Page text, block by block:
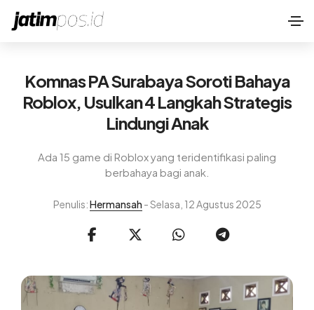
Komnas PA Surabaya Soroti Bahaya
Roblox, Usulkan 4 Langkah Strategis
Lindungi Anak
Ada 15 game di Roblox yang teridentifikasi paling
berbahaya bagi anak.
Penulis:Hermansah - Selasa, 12 Agustus 2025